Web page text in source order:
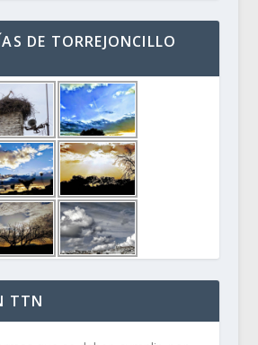
DE TORREJONCILLO
TTN